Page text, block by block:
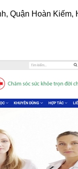
Quận Hoàn Kiếm,